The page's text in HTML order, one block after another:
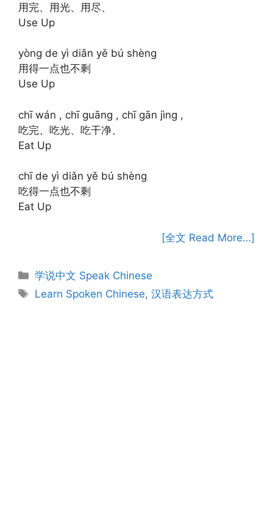
用完、用光、用尽、
Use Up
yòng de yì diǎn yě bú shèng
用得一点也不剩
Use Up
chī wán , chī guāng , chī gān jìng ,
吃完、吃光、吃干净、
Eat Up
chī de yì diǎn yě bú shèng
吃得一点也不剩
Eat Up
[全文 Read More…]
Categories
学说中文 Speak Chinese
Tags
Learn Spoken Chinese,汉语表达方式